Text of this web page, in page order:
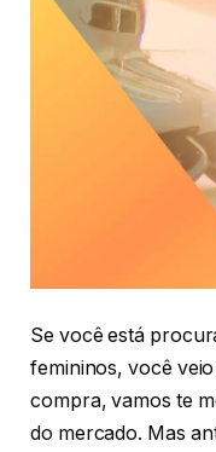
Se você está
femininos, você
compra, vamos te
do mercado. Mas